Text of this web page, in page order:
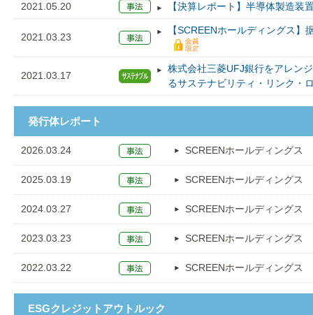
2021.05.20 【決算レポート】半導体製造装
2021.03.23
【SCREENホールディングス
2021.03.17
株式会社三菱UFJ銀行をアレン
るサステナビリティ・リンク・
発行体レポート
2026.03.24 SCREENホールディングス
2025.03.19 SCREENホールディングス
2024.03.27 SCREENホールディングス
2023.03.23 SCREENホールディングス
2022.03.22 SCREENホールディングス
ESGクレジットアウトルック